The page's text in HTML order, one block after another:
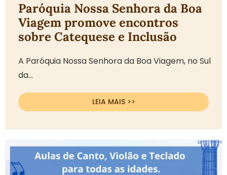
Paróquia Nossa Senhora da Boa
Viagem promove encontros
sobre Catequese e Inclusão
A Paróquia Nossa Senhora da Boa Viagem, no Sul
da...
LEIA MAIS >>